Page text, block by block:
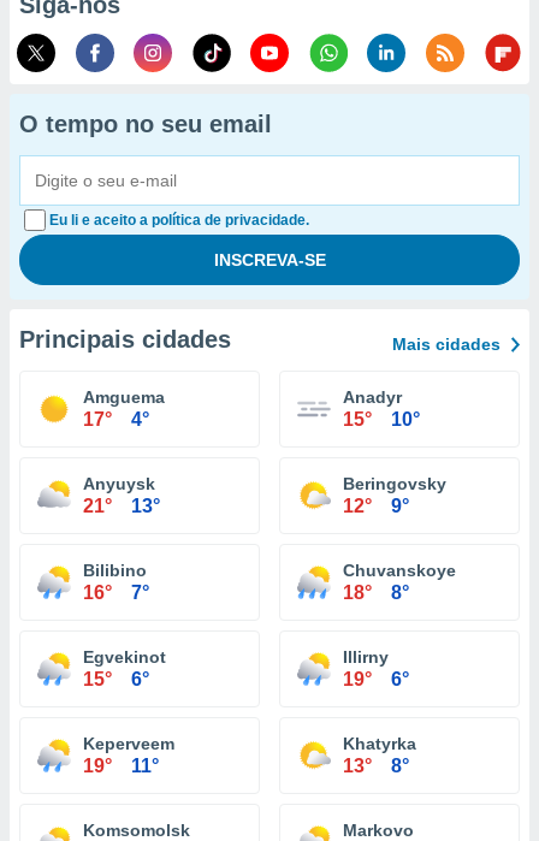
O tempo no seu email
Eu li e aceito a política de privacidade.
Principais cidades Mais cidades
Amguema
17° 4°
Anadyr
15° 10°
Anyuysk
21° 13°
Beringovsky
12° 9°
Bilibino
16° 7°
Chuvanskoye
18° 8°
Egvekinot
15° 6°
Illirny
19° 6°
Keperveem
19° 11°
Khatyrka
13° 8°
Komsomolsk Markovo